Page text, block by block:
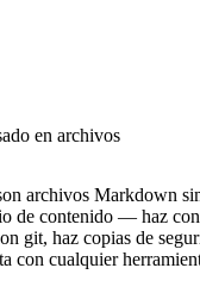
en archivos
archivos Markdown
de contenido — haz
git, haz copias de
con cualquier